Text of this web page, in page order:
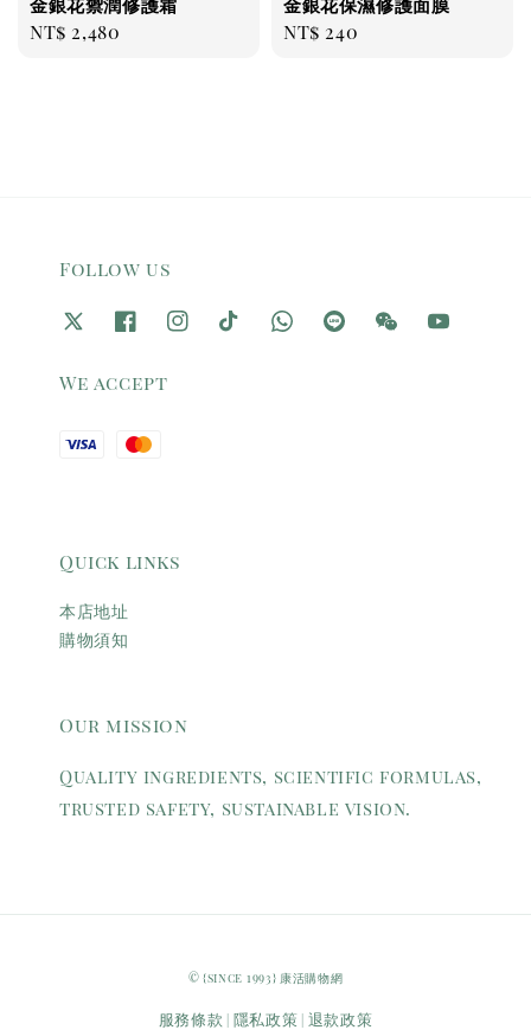
Regular
NT$ 2,480
Regular
NT$ 240
Follow us
We accept
Quick links
本店地址
購物須知
Our mission
Quality ingredients, scientific formulas,
trusted safety, sustainable vision.
© {since 1993} 康活購物網
服務條款 隱私政策 退款政策